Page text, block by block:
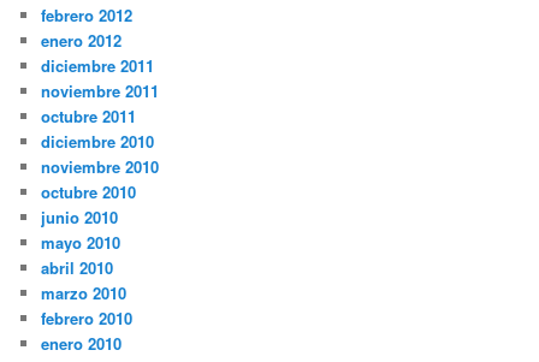
febrero 2012
enero 2012
diciembre 2011
noviembre 2011
octubre 2011
diciembre 2010
noviembre 2010
octubre 2010
junio 2010
mayo 2010
abril 2010
marzo 2010
febrero 2010
enero 2010